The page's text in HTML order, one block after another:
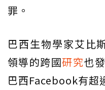
罪。
巴西生物學家艾比
領導的跨國研究也
巴西Facebook有超